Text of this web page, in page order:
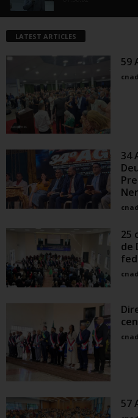
CNADB 2022
13:16
49ª CNADB - Pr.
Fernando Gama
06:12
49ª CNADB -
03:09
LATEST ARTICLES
59
34
25
de
57